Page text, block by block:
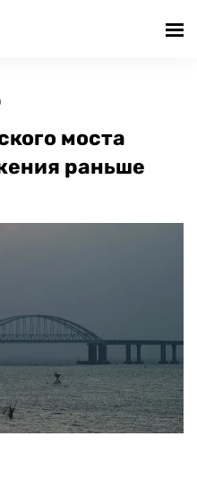
моста
раньше